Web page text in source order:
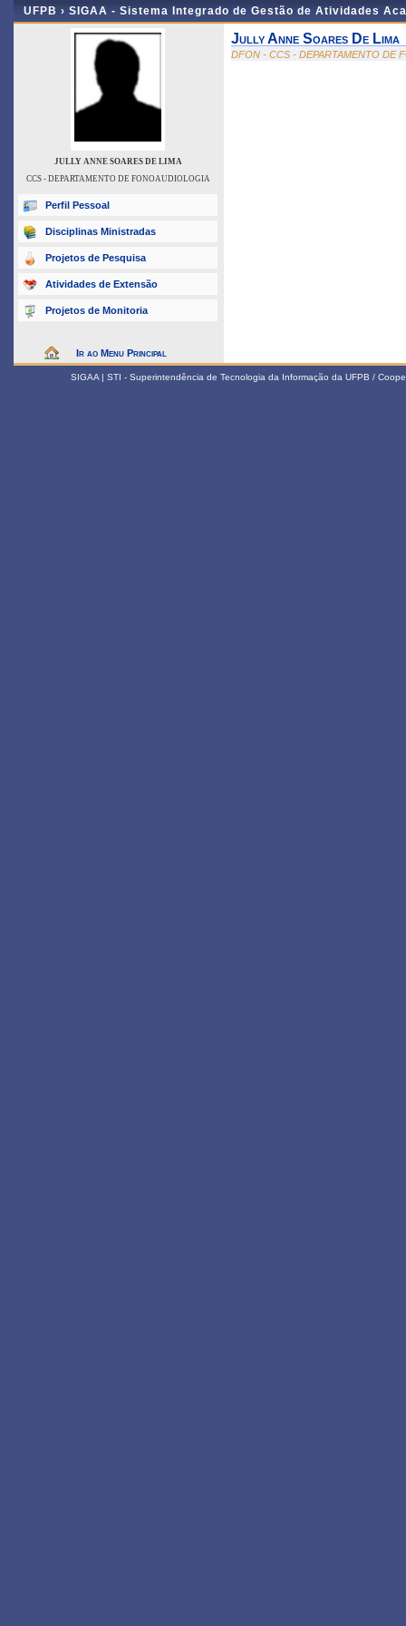
UFPB › SIGAA - Sistema Integrado de Gestão de Atividades
JULLY ANNE SOARES DE LIMA
CCS - DEPARTAMENTO DE FONOAUDIOLOGIA
Perfil Pessoal
Disciplinas Ministradas
Projetos de Pesquisa
Atividades de Extensão
Projetos de Monitoria
Ir ao Menu Principal
Jully Anne Soares De Lima
DFON - CCS - DEPARTAMENTO DE
SIGAA | STI - Superintendência de Tecnologia da Informação da UFPB /